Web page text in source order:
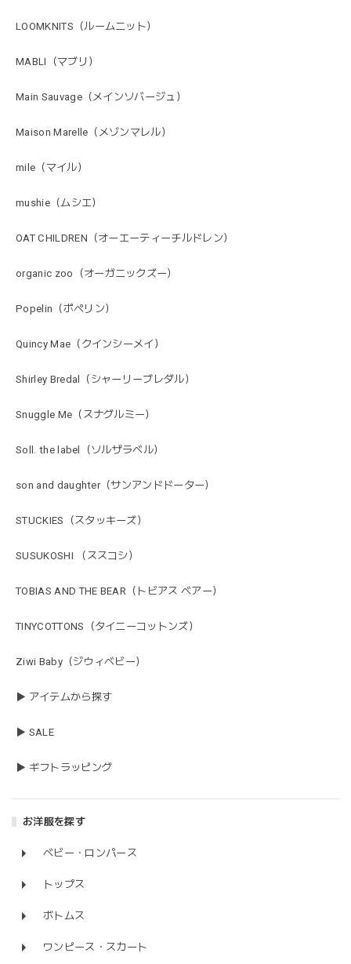
LOOMKNITS（ルームニット）
MABLI（マブリ）
Main Sauvage（メインソバージュ）
Maison Marelle（メゾンマレル）
mile（マイル）
mushie（ムシエ）
OAT CHILDREN（オーエーティーチルドレン）
organic zoo（オーガニックズー）
Popelin（ポペリン）
Quincy Mae（クインシーメイ）
Shirley Bredal（シャーリーブレダル）
Snuggle Me（スナグルミー）
Soll. the label（ソルザラベル）
son and daughter（サンアンドドーター）
STUCKIES（スタッキーズ）
SUSUKOSHI （ススコシ）
TOBIAS AND THE BEAR（トビアス ベアー）
TINYCOTTONS（タイニーコットンズ）
Ziwi Baby（ジウィベビー）
▶ アイテムから探す
▶ SALE
▶ ギフトラッピング
お洋服を探す
ベビー・ロンパース
トップス
ボトムス
ワンピース・スカート